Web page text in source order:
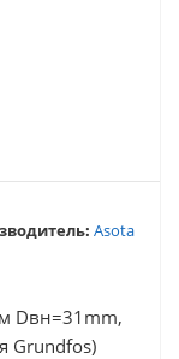
Asota
Dвн=31mm,
Grundfos)